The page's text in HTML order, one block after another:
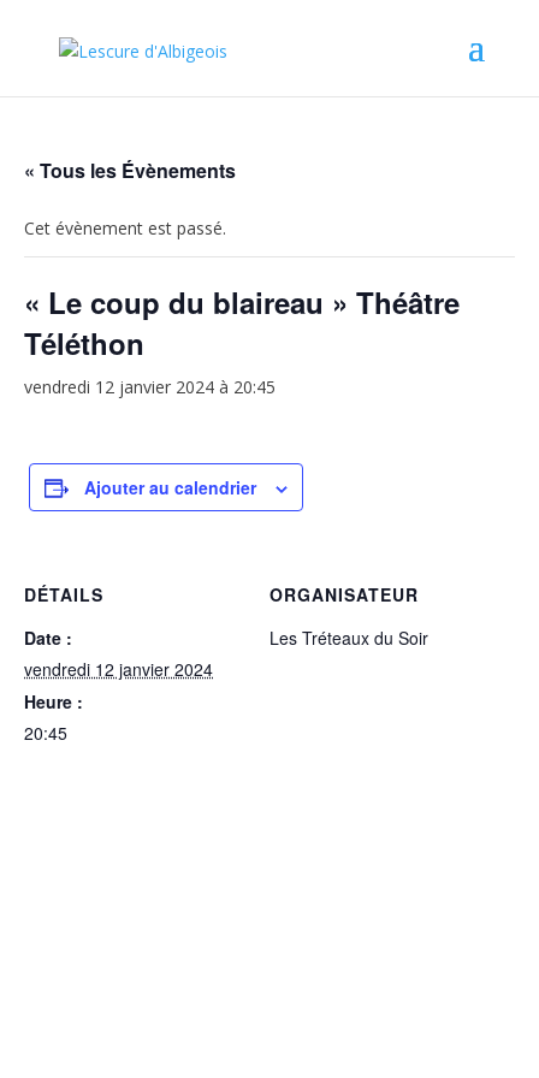
« Tous les Évènements
Cet évènement est passé.
« Le coup du blaireau » Théâtre
Téléthon
vendredi 12 janvier 2024 à 20:45
Ajouter au calendrier
DÉTAILS
Date :
vendredi 12 janvier 2024
Heure :
20:45
ORGANISATEUR
Les Tréteaux du Soir